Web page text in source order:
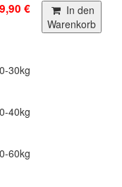
€
Warenkorb
30kg
40kg
60kg